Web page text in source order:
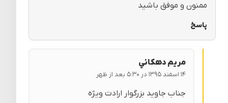
ممنون و موفق باشید
پاسخ
مريم دهكاني
۱۴ اسفند ۱۳۹۵ در ۵:۳۰ بعد از ظهر
جناب جاوید بزرگوار ارادت ویژه